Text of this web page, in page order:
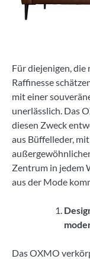
Für diejenigen,
Raffinesse
mit einer
unerlässlich. Das
diesen Zweck
aus Büffelleder,
Zentrum in jedem
aus der Mode
Das OXMO